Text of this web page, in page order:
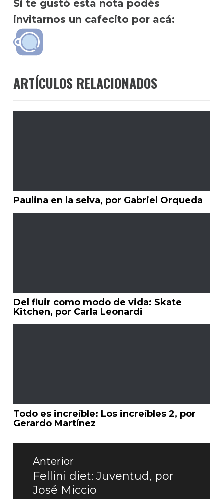
Si te gustó esta nota podés
invitarnos un cafecito por acá:
ARTÍCULOS RELACIONADOS
Paulina en la selva, por Gabriel Orqueda
Del fluir como modo de vida: Skate
Kitchen, por Carla Leonardi
Todo es increíble: Los increíbles 2, por
Gerardo Martínez
Navegación
entradas
Anterior
Entrada
anterior:
Fellini diet: Juventud, por
José Miccio